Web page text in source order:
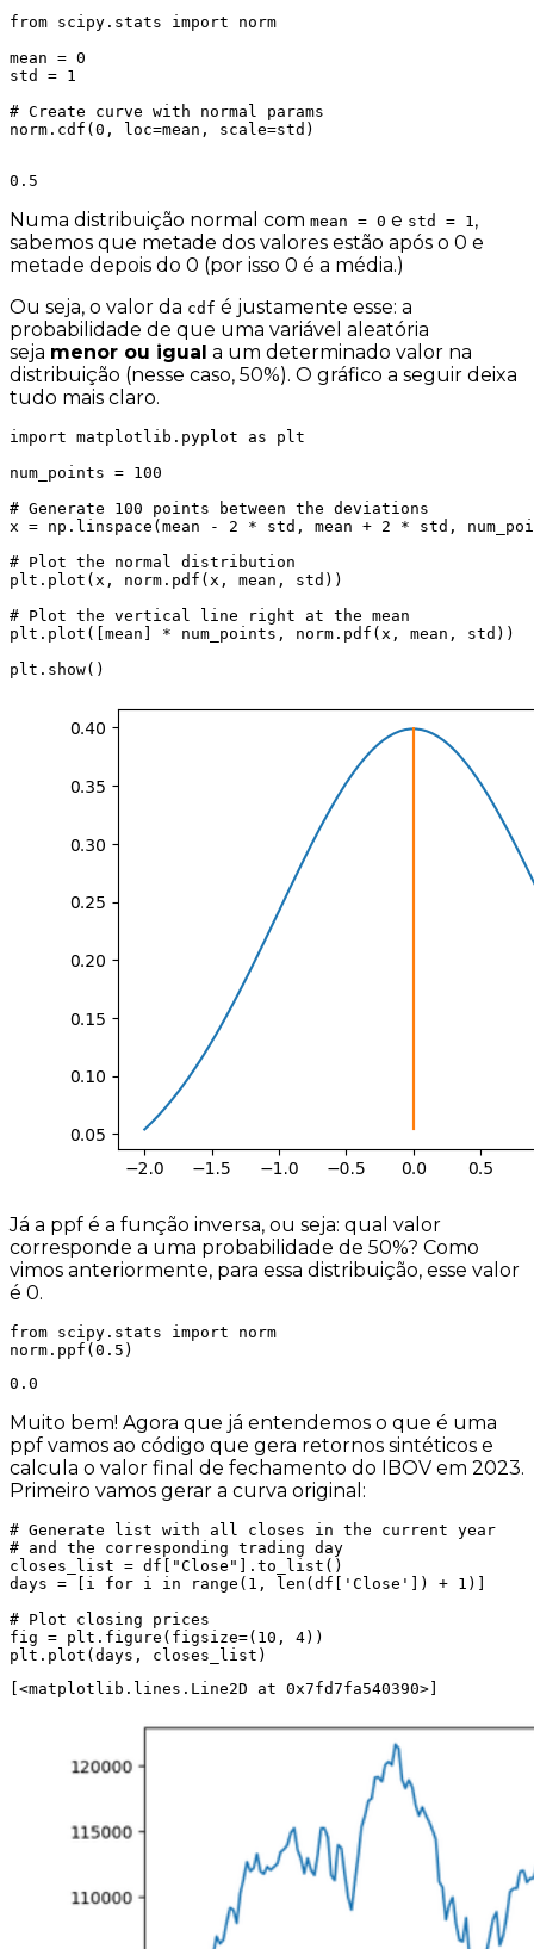
from scipy.stats import norm
mean = 0
std = 1
# Create curve with normal params
norm.cdf(0, loc=mean, scale=std)
0.5
Numa distribuição normal com mean = 0 e std = 1 ,
sabemos que metade dos valores estão após o 0 e
metade depois do 0 (por isso 0 é a média.)
Ou seja, o valor da cdf é justamente esse: a
probabilidade de que uma variável aleatória
seja menor ou igual a um determinado valor na
distribuição (nesse caso, 50%). O gráfico a seguir deixa
tudo mais claro.
import matplotlib.pyplot as plt
num_points = 100
# Generate 100 points between the deviations
x = np.linspace(mean - 2 * std, mean + 2 * std,
# Plot the normal distribution
plt.plot(x, norm.pdf(x, mean, std))
# Plot the vertical line right at the mean
plt.plot([mean] * num_points, norm.pdf(x, mean, std))
plt.show()
Já a ppf é a função inversa, ou seja: qual valor
corresponde a uma probabilidade de 50%? Como
vimos anteriormente, para essa distribuição, esse valor
é 0.
from scipy.stats import norm
norm.ppf(0.5)
0.0
Muito bem! Agora que já entendemos o que é uma
ppf vamos ao código que gera retornos sintéticos e
calcula o valor final de fechamento do IBOV em 2023.
Primeiro vamos gerar a curva original:
# Generate list with all closes in the current year
# and the corresponding trading day
closes_list = df["Close"].to_list()
days = [i for i in range(1, len(df['Close']) + 1)]
# Plot closing prices
fig = plt.figure(figsize=(10, 4))
plt.plot(days, closes_list)
[<matplotlib.lines.Line2D at 0x7fd7fa540390>]